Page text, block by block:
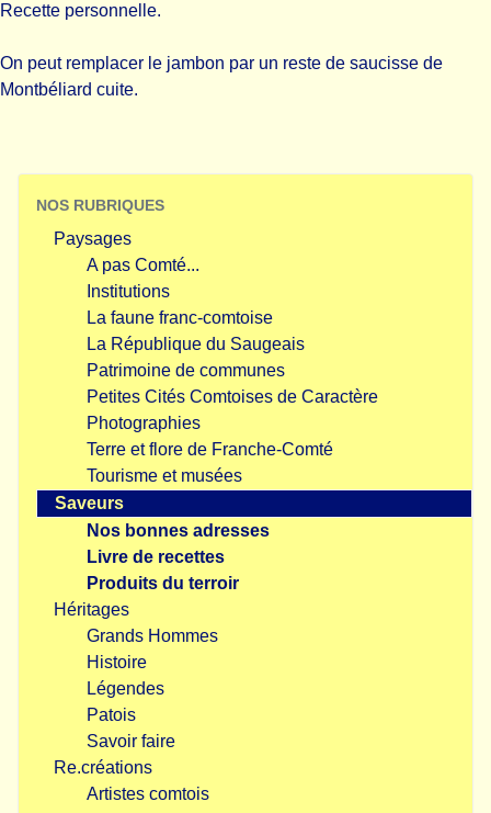
Recette personnelle.
On peut remplacer le jambon par un reste de saucisse de
Montbéliard cuite.
NOS RUBRIQUES
Paysages
A pas Comté...
Institutions
La faune franc-comtoise
La République du Saugeais
Patrimoine de communes
Petites Cités Comtoises de Caractère
Photographies
Terre et flore de Franche-Comté
Tourisme et musées
Saveurs
Nos bonnes adresses
Livre de recettes
Produits du terroir
Héritages
Grands Hommes
Histoire
Légendes
Patois
Savoir faire
Re.créations
Artistes comtois